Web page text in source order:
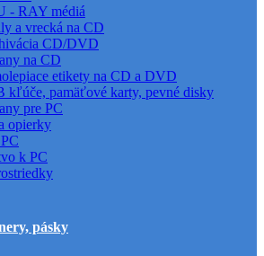
- RAY médiá
a vrecká na CD
CD/DVD
na CD
etikety na CD a DVD
kľúče, pamäťové karty, pevné disky
pre PC
opierky
k PC
pásky